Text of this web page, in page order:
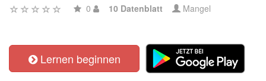
0 10 Datenblatt Mangel
Lernen beginnen